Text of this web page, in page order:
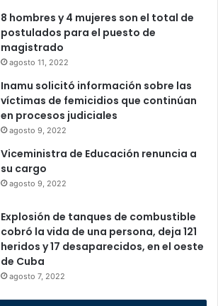
8 hombres y 4 mujeres son el total de
postulados para el puesto de
magistrado
agosto 11, 2022
Inamu solicitó información sobre las
víctimas de femicidios que continúan
en procesos judiciales
agosto 9, 2022
Viceministra de Educación renuncia a
su cargo
agosto 9, 2022
Explosión de tanques de combustible
cobró la vida de una persona, deja 121
heridos y 17 desaparecidos, en el oeste
de Cuba
agosto 7, 2022